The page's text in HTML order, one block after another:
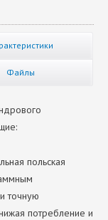
Файлы
польская
точную
потребление и